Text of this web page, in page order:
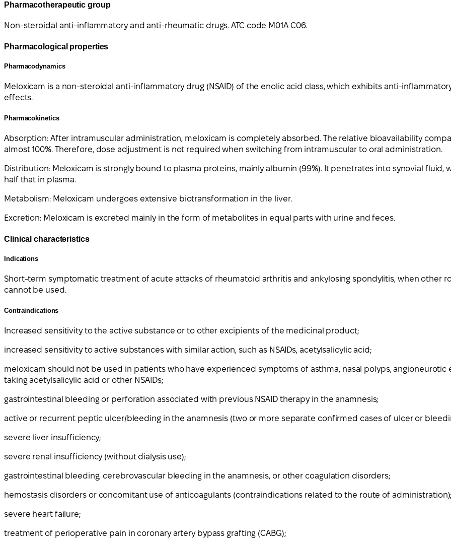
Pharmacotherapeutic group
Non-steroidal anti-inflammatory and anti-rheumatic drugs. ATC code M01A C06.
Pharmacological properties
Pharmacodynamics
Meloxicam is a non-steroidal anti-inflammatory drug (NSAID) of the enolic acid class, which exhibits anti-
effects.
Pharmacokinetics
Absorption: After intramuscular administration, meloxicam is completely absorbed. The relative bioavailability
almost 100%. Therefore, dose adjustment is not required when switching from intramuscular to oral administration.
Distribution: Meloxicam is strongly bound to plasma proteins, mainly albumin (99%). It penetrates into synovial fluid,
half that in plasma.
Metabolism: Meloxicam undergoes extensive biotransformation in the liver.
Excretion: Meloxicam is excreted mainly in the form of metabolites in equal parts with urine and feces.
Clinical characteristics
Indications
Short-term symptomatic treatment of acute attacks of rheumatoid arthritis and ankylosing spondylitis, when other
cannot be used.
Contraindications
Increased sensitivity to the active substance or to other excipients of the medicinal product;
increased sensitivity to active substances with similar action, such as NSAIDs, acetylsalicylic acid;
meloxicam should not be used in patients who have experienced symptoms of asthma, nasal polyps, angioneurotic
taking acetylsalicylic acid or other NSAIDs;
gastrointestinal bleeding or perforation associated with previous NSAID therapy in the anamnesis;
active or recurrent peptic ulcer/bleeding in the anamnesis (two or more separate confirmed cases of ulcer or
severe liver insufficiency;
severe renal insufficiency (without dialysis use);
gastrointestinal bleeding, cerebrovascular bleeding in the anamnesis, or other coagulation disorders;
hemostasis disorders or concomitant use of anticoagulants (contraindications related to the route of administration);
severe heart failure;
treatment of perioperative pain in coronary artery bypass grafting (CABG);